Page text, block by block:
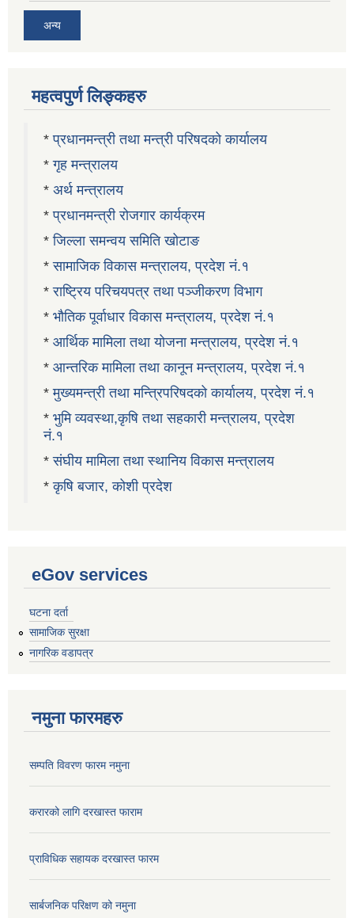
अन्य
महत्वपुर्ण लिङ्कहरु
*प्रधानमन्त्री तथा मन्त्री परिषदको कार्यालय
*गृह मन्त्रालय
* अर्थ मन्त्रालय
*प्रधानमन्त्री रोजगार कार्यक्रम
*जिल्ला समन्वय समिति खोटाङ
*सामाजिक विकास मन्त्रालय, प्रदेश नं.१
*राष्ट्रिय परिचयपत्र तथा पञ्जीकरण विभाग
* भौतिक पूर्वाधार विकास मन्त्रालय, प्रदेश नं.१
* आर्थिक मामिला तथा योजना मन्त्रालय, प्रदेश नं.१
* आन्तरिक मामिला तथा कानून मन्त्रालय, प्रदेश नं.१
*मुख्यमन्त्री तथा मन्त्रिपरिषदको कार्यालय, प्रदेश नं.१
* भुमि व्यवस्था,कृषि तथा सहकारी मन्त्रालय, प्रदेश
नं.१
*संघीय मामिला तथा स्थानिय विकास मन्त्रालय
*कृषि बजार, कोशी प्रदेश
eGov services
घटना दर्ता
सामाजिक सुरक्षा
नागरिक वडापत्र
नमुना फारमहरु
सम्पति विवरण फारम नमुना
करारको लागि दरखास्त फाराम
प्राविधिक सहायक दरखास्त फारम
सार्बजनिक परिक्षण को नमुना